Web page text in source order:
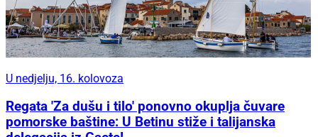
U nedjelju, 16. kolovoza
Regata 'Za dušu i tilo' ponovno okuplja čuvare
pomorske baštine: U Betinu stiže i talijanska